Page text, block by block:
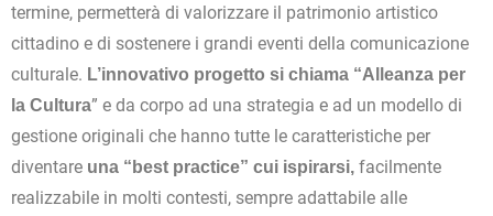
termine, permetterà di valorizzare il patrimonio artistico
cittadino e di sostenere i grandi eventi della comunicazione
culturale. L’innovativo progetto si chiama “Alleanza per
la Cultura” e da corpo ad una strategia e ad un modello di
gestione originali che hanno tutte le caratteristiche per
diventare una “best practice” cui ispirarsi, facilmente
realizzabile in molti contesti, sempre adattabile alle